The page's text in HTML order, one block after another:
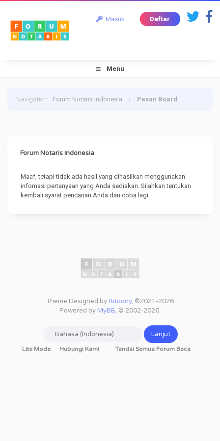
Masuk Daftar
Menu
Navigation: Forum Notaris Indonesia › Pesan Board
Forum Notaris Indonesia
Maaf, tetapi tidak ada hasil yang dihasilkan menggunakan
infomasi pertanyaan yang Anda sediakan. Silahkan tentukan
kembali syarat pencarian Anda dan coba lagi.
Theme Designed by Bitoony, ©2021-2026
Powered by MyBB, © 2002-2026.
Lite Mode Hubungi Kami Tandai Semua Forum Baca